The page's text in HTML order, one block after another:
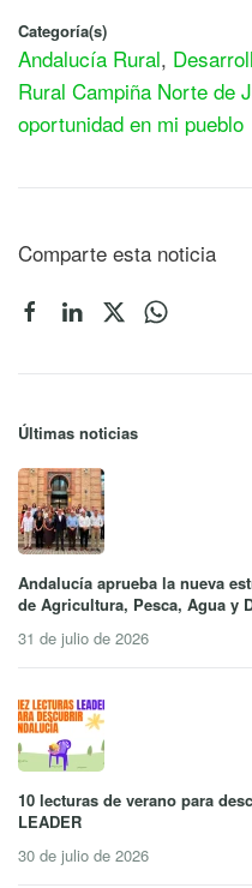
Categoría(s)
Andalucía Rural,
Rural Campiña Norte de
oportunidad en mi pueblo
Comparte esta noticia
Últimas noticias
Andalucía aprueba la nueva
de Agricultura, Pesca, Agua y
31 de julio de 2026
10 lecturas de verano para
LEADER
30 de julio de 2026